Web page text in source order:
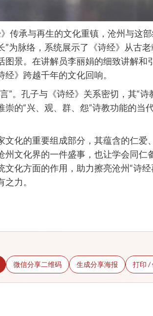
传承与再生的文化重镇，沧州与这
”为脉络，系统展示了《诗经》从古
图景。在讲解员李丽娟的细致讲解
》跨越千年的文化回响。
”。孔子与《诗经》关系密切，其“
崇的“兴、观、群、怨”诗教功能的
文化的重要组成部分，其蕴含的仁
州文化界的一件盛事，也让学会同
文化方面的作用，助力擦亮沧州“诗
力。
微信分享二维码 生成分享海报 打印 /